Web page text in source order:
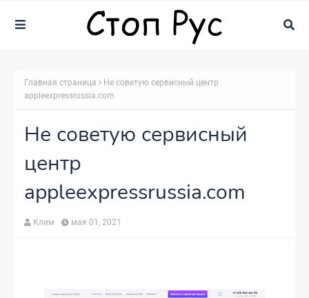
Главная страница
Не советую сервисный центр
appleexpressrussia.com
Не советую сервисный
центр
appleexpressrussia.com
Клим мая 01, 2021